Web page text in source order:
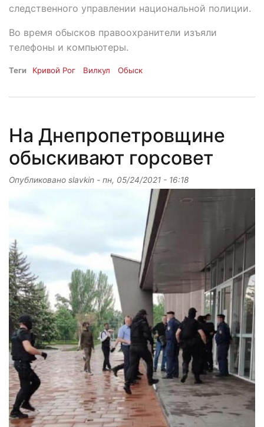
следственного управлении национальной полиции.
Во время обысков правоохранители изъяли
телефоны и компьютеры.
Теги Кривой Рог Вилкул Обыск
На Днепропетровщине
обыскивают горсовет
Опубликовано slavkin - пн, 05/24/2021 - 16:18